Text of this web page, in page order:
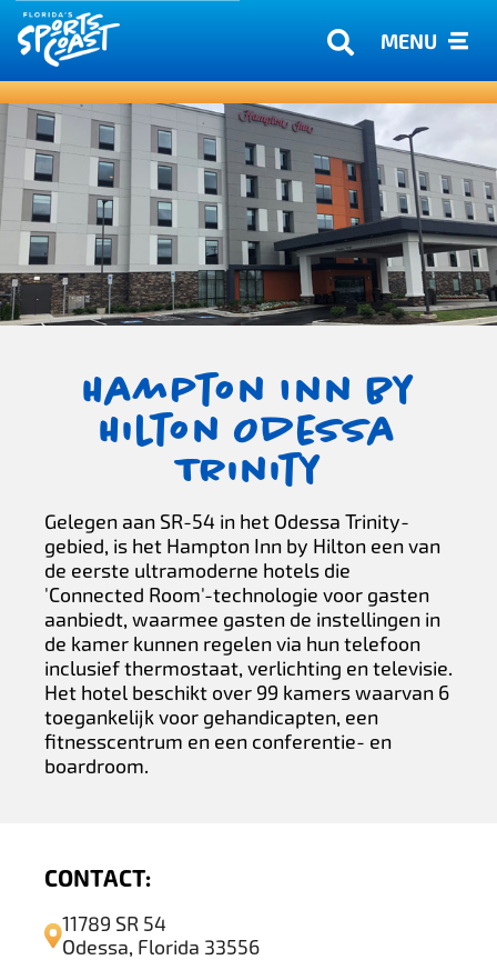
MENU
Hampton Inn by
Hilton Odessa
Trinity
Gelegen aan SR-54 in het Odessa Trinity-
gebied, is het Hampton Inn by Hilton een van
de eerste ultramoderne hotels die
'Connected Room'-technologie voor gasten
aanbiedt, waarmee gasten de instellingen in
de kamer kunnen regelen via hun telefoon
inclusief thermostaat, verlichting en televisie.
Het hotel beschikt over 99 kamers waarvan 6
toegankelijk voor gehandicapten, een
fitnesscentrum en een conferentie- en
boardroom.
CONTACT:
11789 SR 54
Odessa, Florida 33556